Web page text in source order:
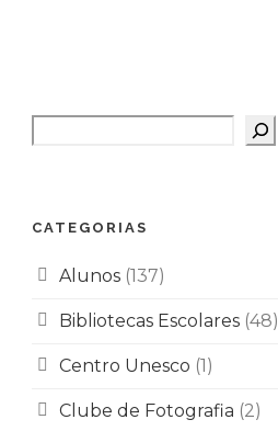
CATEGORIAS
Alunos (137)
Bibliotecas Escolares (48)
Centro Unesco (1)
Clube de Fotografia (2)